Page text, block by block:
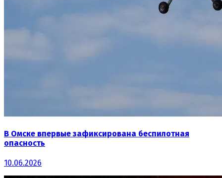
В Омске впервые зафиксирована беспилотная
опасность
10.06.2026